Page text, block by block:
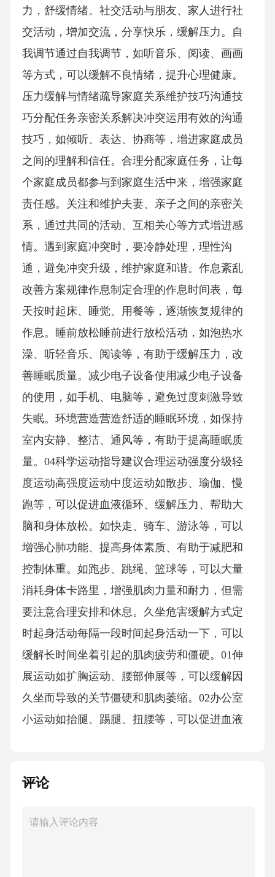
力，舒缓情绪。社交活动与朋友、家人进行社
交活动，增加交流，分享快乐，缓解压力。自
我调节通过自我调节，如听音乐、阅读、画画
等方式，可以缓解不良情绪，提升心理健康。
压力缓解与情绪疏导家庭关系维护技巧沟通技
巧分配任务亲密关系解决冲突运用有效的沟通
技巧，如倾听、表达、协商等，增进家庭成员
之间的理解和信任。合理分配家庭任务，让每
个家庭成员都参与到家庭生活中来，增强家庭
责任感。关注和维护夫妻、亲子之间的亲密关
系，通过共同的活动、互相关心等方式增进感
情。遇到家庭冲突时，要冷静处理，理性沟
通，避免冲突升级，维护家庭和谐。作息紊乱
改善方案规律作息制定合理的作息时间表，每
天按时起床、睡觉、用餐等，逐渐恢复规律的
作息。睡前放松睡前进行放松活动，如泡热水
澡、听轻音乐、阅读等，有助于缓解压力，改
善睡眠质量。减少电子设备使用减少电子设备
的使用，如手机、电脑等，避免过度刺激导致
失眠。环境营造营造舒适的睡眠环境，如保持
室内安静、整洁、通风等，有助于提高睡眠质
量。04科学运动指导建议合理运动强度分级轻
度运动高强度运动中度运动如散步、瑜伽、慢
跑等，可以促进血液循环、缓解压力、帮助大
脑和身体放松。如快走、骑车、游泳等，可以
增强心肺功能、提高身体素质、有助于减肥和
控制体重。如跑步、跳绳、篮球等，可以大量
消耗身体卡路里，增强肌肉力量和耐力，但需
要注意合理安排和休息。久坐危害缓解方式定
时起身活动每隔一段时间起身活动一下，可以
缓解长时间坐着引起的肌肉疲劳和僵硬。01伸
展运动如扩胸运动、腰部伸展等，可以缓解因
久坐而导致的关节僵硬和肌肉萎缩。02办公室
小运动如抬腿、踢腿、扭腰等，可以促进血液
动等，可以增强家庭成员之间的互动和沟通，
身操等，可以增强家庭凝聚力，提高身体素
评论